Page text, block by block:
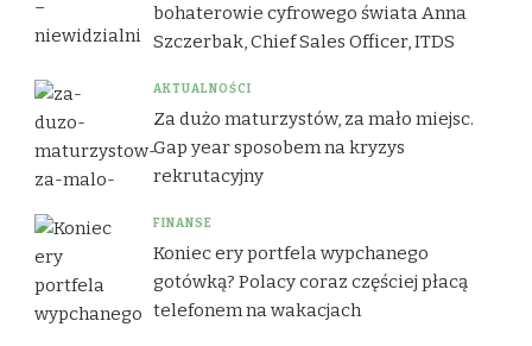
bohaterowie cyfrowego świata Anna
Szczerbak, Chief Sales Officer, ITDS
AKTUALNOŚCI
Za dużo maturzystów, za mało miejsc.
Gap year sposobem na kryzys
rekrutacyjny
FINANSE
Koniec ery portfela wypchanego
gotówką? Polacy coraz częściej płacą
telefonem na wakacjach